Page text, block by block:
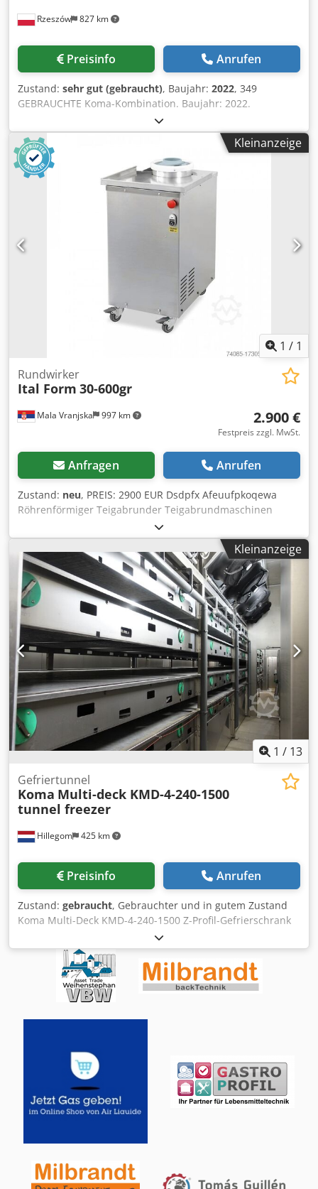
die dritte Elektrode mittels eines pneumatischen Antriebs
kurzzeitig stillgelegt wird. Dadurch wird der Blutfluss
gestoppt und die Anzahl der gestauten Muskeln reduziert.
dritten Elektrode lässt sich das Auftreten von negativen
Einflüssen auf die Fleischqualität deutlich verringern.
Rzeszów 827 km
Preisinfo Anrufen
Zustand: sehr gut (gebraucht), Baujahr: 2022, 349
GEBRAUCHTE Koma-Kombination. Baujahr: 2022.
AUSSTATTUNG: 1. Tiefkühler RDV: bis -28°C für 30 Wagen
58x78 cm Innenmaße: - Breite 450 cm - Tiefe 354 cm 2.
Kälte-/Gärraum CDS: -20/+35°C für 14 Wagen 58x78 cm
Innenmaße: Dwodpfxeyt Sv Aj Afqsa - Breite 200 cm - Tiefe
354 cm 3. Kühlraum UK: +2 / +8°C für 20 Wagen 58x78 cm
Innenmaße: - Breite 330 cm - Tiefe 354 cm ABMESSUNGEN
DER KOMBIANLAGE (in cm): - Breite 11.250 - Tiefe 3.900 -
Höhe 300 Der angegebene Preis ist Nettopreis. WIR
SPRECHEN ENGLISCH, DEUTSCH, FRANZÖSISCH, RUSSISCH,
UKRAINISCH. Wir haben viele verschiedene Backöfen auf
Lager: Etagenöfen, Stikkenöfen, Gas-, Öl- und Elektroöfen
verschiedener Hersteller. Wir bieten außerdem
Bäckereimaschinen, Bäckereianlagen, Brötchen- und
Brotanlagen an. Besuchen Sie unser vollständiges und
aktuelles Angebot auf unserem Bakeres-Profil.
Kleinanzeige
1 / 1
Mala Vranjska 997 km
Rundwirker
Ital Form 30-600gr
2.900 €
Festpreis zzgl. MwSt.
Anfragen Anrufen
Zustand: neu, PREIS: 2900 EUR Dsdpfx Afeuufpkoqewa
Röhrenförmiger Teigabrunder Teigabrundmaschinen
werden zum Rundwirken von Teig verwendet Sie finden
Einsatz in der Bäckerei- und Konditoreibranche
Abmessungen: 350x550x800 mm Elektrische Leistung: 0,6
kW Portionsgewicht: 30–600 Gramm Maschinengewicht: 65
kg
Kleinanzeige
1 / 13
Hillegom 425 km
Gefriertunnel
Koma Multi-deck KMD-4-240-1500
tunnel freezer
Preisinfo Anrufen
Zustand: gebraucht, Gebrauchter und in gutem Zustand
Koma Multi-Deck KMD-4-240-1500 Z-Profil-Gefrierschrank
mit 3x Produktübergabe. Effektive Bandbreite 2.380 mm
und effektive Bandlänge 4 x 15.000 mm. Die
Bandgeschwindigkeit kann zwischen 0,07 m/min und 2,30
m/min variieren. Riemenantriebsmotoren, 4x Flender-
Antriebe und Automatisierung. 6x Verdampfer von
geliefert. 6x Bitzer S6F-30.2Y-40P (x2) Kompressorsatz mit
Flüssigkeitsbehälter, Ölabscheider, Filter,
Drucksicherheitsschaltern und Messgeräten. 6x Koma CAV
L09 1x2A Kondensatoren mit 2 Lüftern. Installation
komplett mit Bedienfeld mit Somron Sysdrive-
Tunnelgefrierschrank ist derzeit, wie Sie auf dem letzten
für eine Besichtigung. 800 Stück/h Apfelkuchen in 60